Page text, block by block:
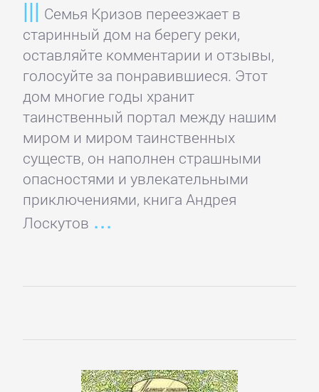
Семья Кризов переезжает в
старинный дом на берегу реки,
оставляйте комментарии и отзывы,
голосуйте за понравившиеся. Этот
дом многие годы хранит
таинственный портал между нашим
миром и миром таинственных
существ, он наполнен страшными
опасностями и увлекательными
приключениями, книга Андрея
Лоскутов
КНИГИ
Детская
проза
Детская
фантастика
Детские
детективы
приключения
Детские